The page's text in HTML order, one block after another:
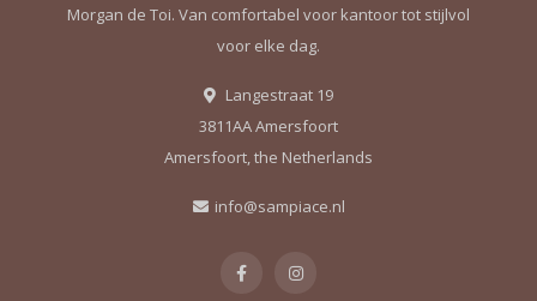
Morgan de Toi. Van comfortabel voor kantoor tot stijlvol
voor elke dag.
Langestraat 19
3811AA Amersfoort
Amersfoort, the Netherlands
info@sampiace.nl